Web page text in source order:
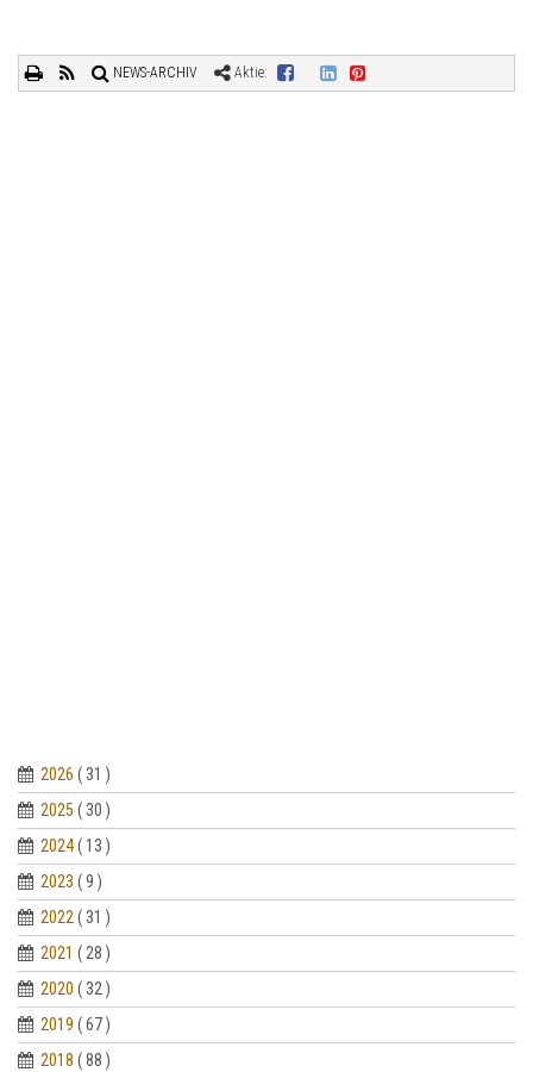
NEWS-ARCHIV Aktie:
2026 ( 31 )
2025 ( 30 )
2024( 13 )
2023 ( 9 )
2022 ( 31 )
2021 ( 28 )
2020 ( 32 )
2019 ( 67 )
2018 ( 88 )